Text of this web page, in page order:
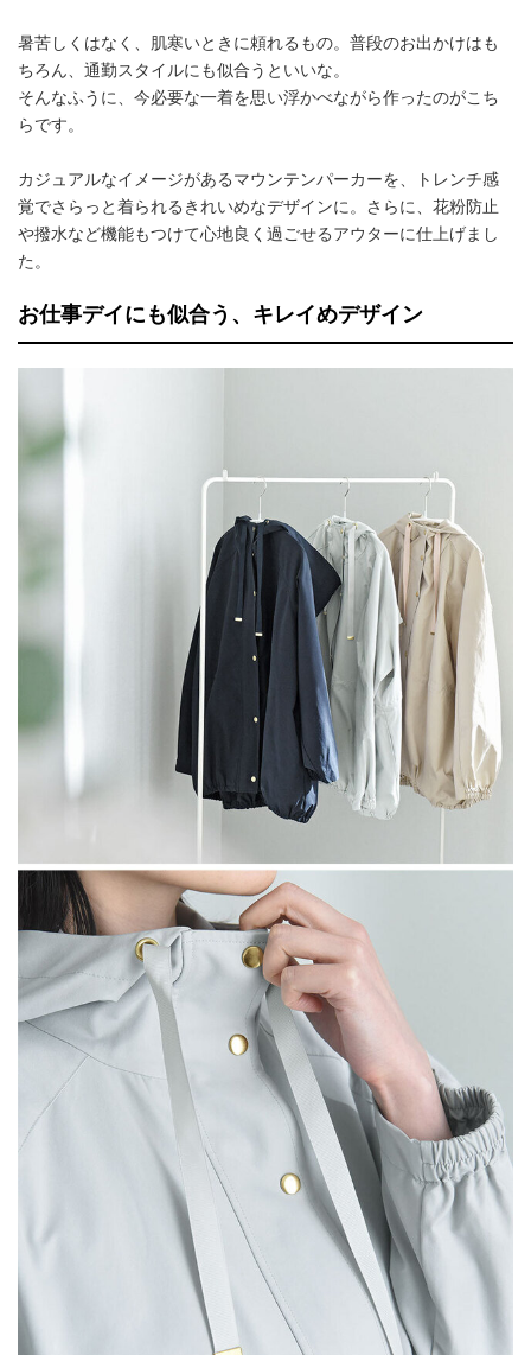
暑苦しくはなく、肌寒いときに頼れるもの。普段のお出かけはも
ちろん、通勤スタイルにも似合うといいな。
そんなふうに、今必要な一着を思い浮かべながら作ったのがこち
らです。
カジュアルなイメージがあるマウンテンパーカーを、トレンチ感
覚でさらっと着られるきれいめなデザインに。さらに、花粉防止
や撥水など機能もつけて心地良く過ごせるアウターに仕上げまし
た。
お仕事デイにも似合う、キレイめデザイン